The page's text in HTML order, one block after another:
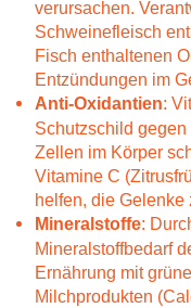
verursachen.
Schweinefleisch
Fisch enthaltenen
Entzündungen im
Anti-Oxidantien:
Schutzschild
Zellen im Körper
Vitamine C
helfen, die Gelenke
Mineralstoffe:
Mineralstoffbedarf
Ernährung mit
Milchprodukten